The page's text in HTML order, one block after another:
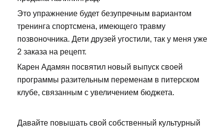
Это упражнение будет безупречным вариантом
тренинга спортсмена, имеющего травму
позвоночника. Дети друзей угостили, так у меня уже
2 заказа на рецепт.
Карен Адамян посвятил новый выпуск своей
программы разительным переменам в питерском
клубе, связанным с увеличением бюджета.
Давайте повышать свой собственный культурный